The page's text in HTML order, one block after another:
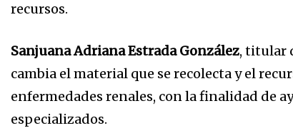
recursos.
Sanjuana Adriana Estrada González, titular
cambia el material que se recolecta y el
enfermedades renales, con la finalidad de
especializados.